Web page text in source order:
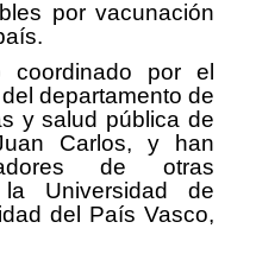
por vacunación
por el
departamento de
y salud pública de
Carlos, y han
de otras
Universidad de
del País Vasco,